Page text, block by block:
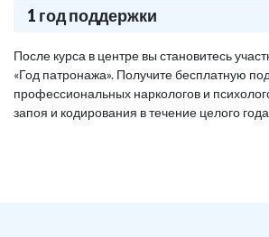
1 год поддержки
После курса в центре вы становитесь
«Год патронажа». Получите бесплатную
профессиональных наркологов и
запоя и кодирования в течение целого